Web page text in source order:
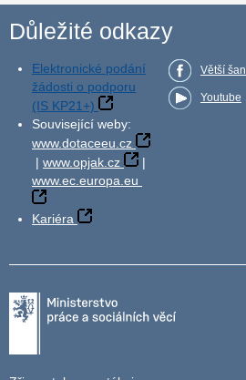
Důležité odkazy
Elektronické podání
žádosti o podporu
(IS KP21+)
Související weby:
www.dotaceeu.cz
| www.opjak.cz
|
www.ec.europa.eu
Kariéra
Větší
Youtube